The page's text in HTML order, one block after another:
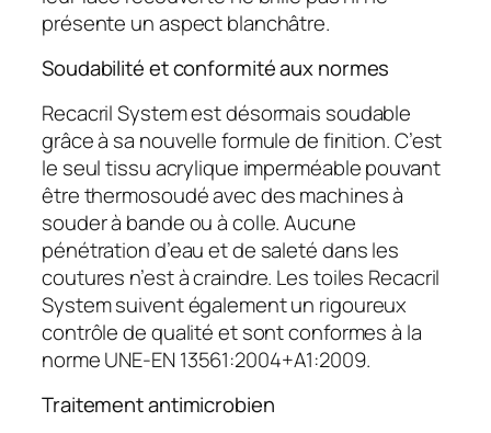
présente un aspect blanchâtre.
Soudabilité et conformité aux normes
Recacril System est désormais soudable
grâce à sa nouvelle formule de finition. C’est
le seul tissu acrylique imperméable pouvant
être thermosoudé avec des machines à
souder à bande ou à colle. Aucune
pénétration d’eau et de saleté dans les
coutures n’est à craindre. Les toiles Recacril
System suivent également un rigoureux
contrôle de qualité et sont conformes à la
norme UNE-EN 13561:2004+A1:2009.
Traitement antimicrobien